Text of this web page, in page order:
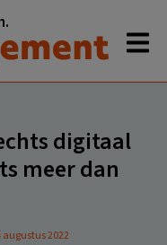
digitaal
meer dan
augustus 2022